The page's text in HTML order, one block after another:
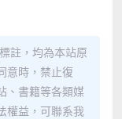
註，均為本站原
意時，禁止復
、書籍等各類媒
權益，可聯系我